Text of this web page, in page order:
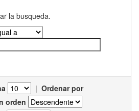
la busqueda.
| Ordenar por
orden